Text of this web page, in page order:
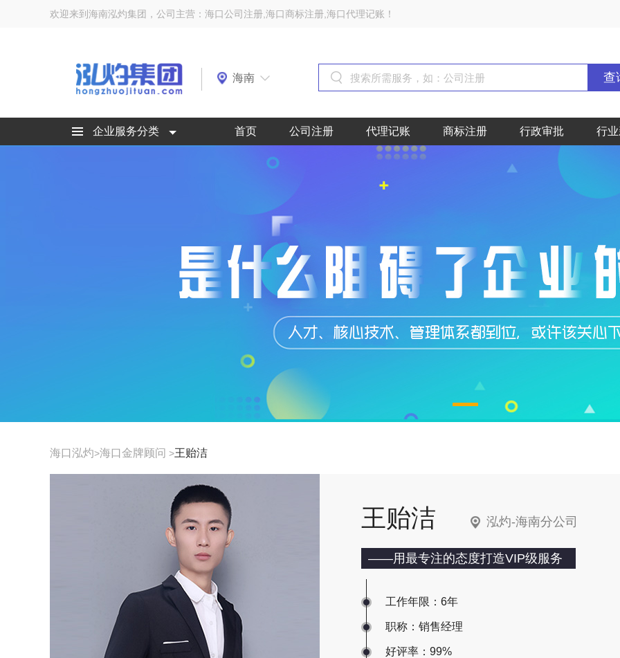
欢迎来到海南泓灼集团，公司主营：海口公司注册,海口商标注册,海口代理记账！
海南 查
企业服务分类 首页 公司注册 代理记账 商标注册 行政审批 行
海口泓灼>海口金牌顾问 >王贻洁
王贻洁 泓灼-海南分公司
——用最专注的态度打造VIP级服务
工作年限：6年
职称：销售经理
好评率：99%